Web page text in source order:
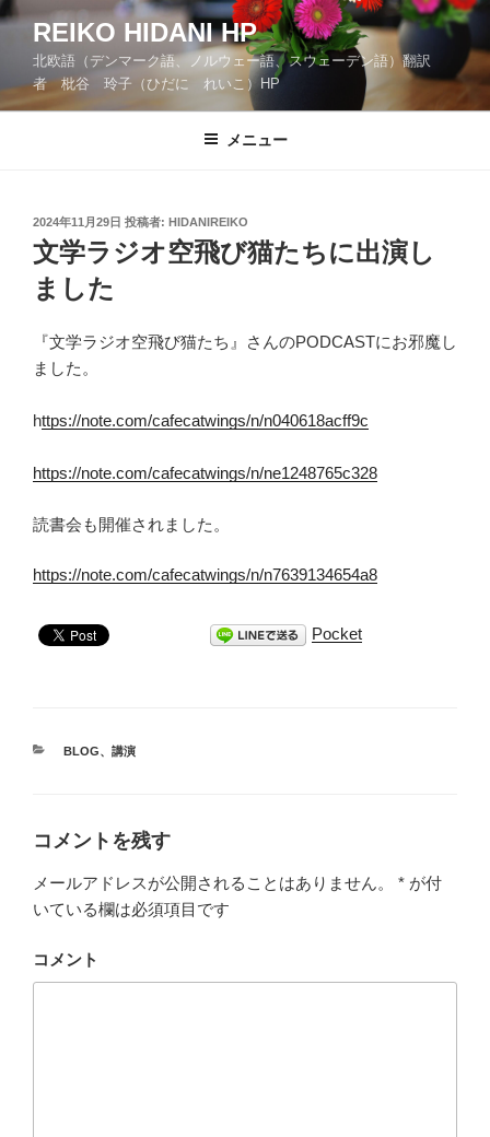
コ
ン
ツ
REIKO HIDANI HP
北欧語（デンマーク語、ノルウェー語、スウェーデン語）翻訳
者 枇谷 玲子（ひだに れいこ）HP
メニュー
投
稿
日:
2024年11月29日 投稿者: HIDANIREIKO
文学ラジオ空飛び猫たちに出演し
ました
『文学ラジオ空飛び猫たち』さんのPODCASTにお邪魔し
ました。
https://note.com/cafecatwings/n/n040618acff9c
https://note.com/cafecatwings/n/ne1248765c328
読書会も開催されました。
https://note.com/cafecatwings/n/n7639134654a8
Pocket
カ
ー
BLOG、 講演
コメントを残す
メールアドレスが公開されることはありません。 * が付
いている欄は必須項目です
コメント